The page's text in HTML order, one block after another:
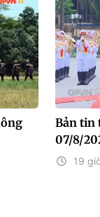
Bản tin
07/8/
19